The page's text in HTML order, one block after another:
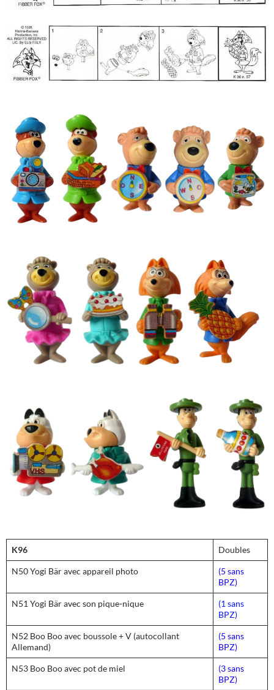
K96 Doubles
N50 Yogi Bär avec appareil photo
(5 sans
BPZ)
N51 Yogi Bär avec son pique-nique
(1 sans
BPZ)
N52 Boo Boo avec boussole + V (autocollant
Allemand)
(5 sans
BPZ)
N53 Boo Boo avec pot de miel
(3 sans
BPZ)